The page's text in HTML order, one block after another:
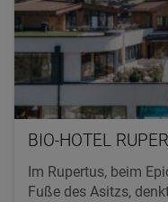
BIO-HOTEL
Im Rupertus, beim
Fuße des Asitzs,